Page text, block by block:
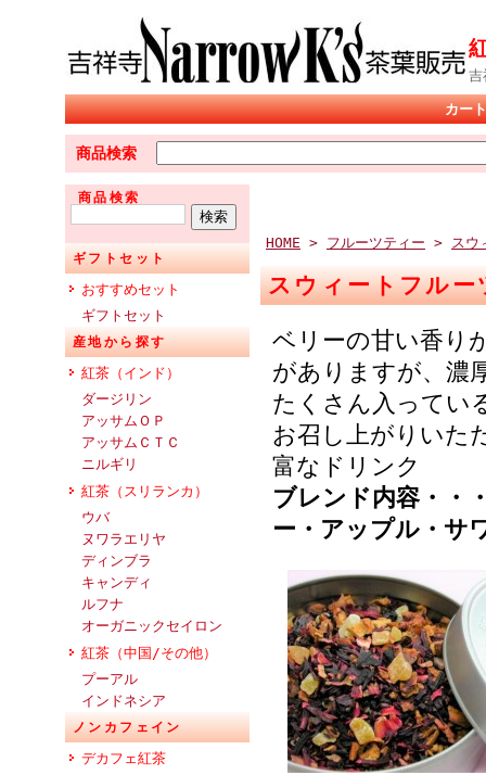
吉
カー
商品検索
商品検索
ギフトセット
おすすめセット
ギフトセット
産地から探す
紅茶（インド）
ダージリン
アッサムＯＰ
アッサムＣＴＣ
ニルギリ
紅茶（スリランカ）
ウバ
ヌワラエリヤ
ディンブラ
キャンディ
ルフナ
オーガニックセイロン
紅茶（中国/その他）
プーアル
インドネシア
ノンカフェイン
デカフェ紅茶
HOME > フルーツティー > スウ
スウィートフルー
ベリーの甘い香り
がありますが、濃
たくさん入ってい
お召し上がりいた
富なドリンク
ブレンド内容・・
ー・アップル・サ